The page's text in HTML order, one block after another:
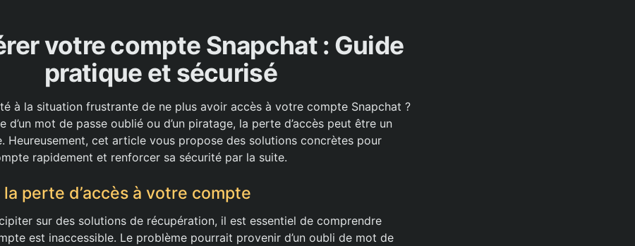
votre compte Snapchat : Guide
pratique et sécurisé
à la situation frustrante de ne plus avoir accès à votre compte Snapchat ?
d’un mot de passe oublié ou d’un piratage, la perte d’accès peut être un
Heureusement, cet article vous propose des solutions concrètes pour
rapidement et renforcer sa sécurité par la suite.
perte d’accès à votre compte
sur des solutions de récupération, il est essentiel de comprendre
est inaccessible. Le problème pourrait provenir d’un oubli de mot de